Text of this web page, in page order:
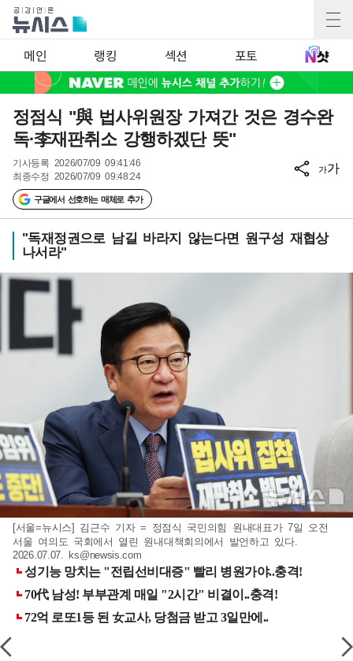
메인 랭킹 섹션 포토
정점식 "與 법사위원장 가져간 것은 경수완
독·李재판취소 강행하겠단 뜻"
기사등록 2026/07/09 09:41:46
최종수정 2026/07/09 09:48:24
구글에서 선호하는 매체로 추가
가가
"독재정권으로 남길 바라지 않는다면 원구성 재협상
나서라"
[서울=뉴시스] 김근수 기자 = 정점식 국민의힘 원내대표가 7일 오전
서울 여의도 국회에서 열린 원내대책회의에서 발언하고 있다.
2026.07.07. ks@newsis.com